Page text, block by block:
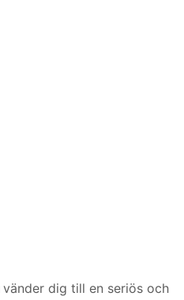
dig till en seriös och